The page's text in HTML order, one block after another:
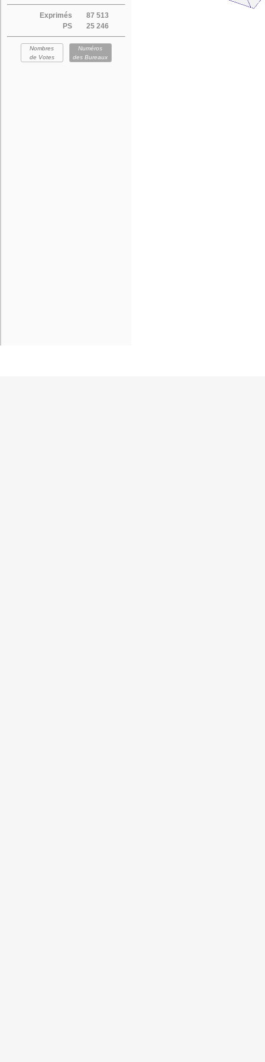
Exprimés
87 513
PS
25 246
Nombres
de Votes
Numéros
des Bureaux